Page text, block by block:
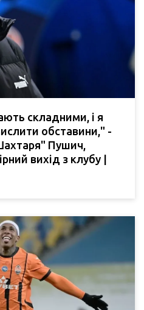
складними, і я
обставини," -
Пушич,
вихід з клубу |